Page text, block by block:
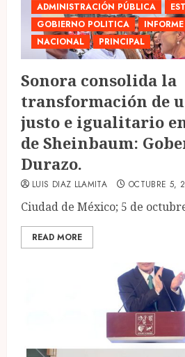
ADMINISTRACIÓN PÚBLICA
GOBIERNO POLITICA
NACIONAL
PRINCIPAL
Sonora consolida la
transformación de
justo e igualitario
de Sheinbaum:
Durazo.
LUIS DIAZ LLAMITA OCTUBRE 5,
Ciudad de México; 5 de
READ MORE